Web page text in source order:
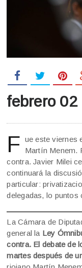
febrero 02
F ue este viernes
Martín Menem.
contra. Javier Milei
continuará la
particular:
delegadas, lo puntos
La Cámara de
general la Ley
contra. El debate de
martes después de